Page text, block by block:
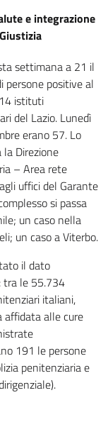
e integrazione
settimana a 21 il
persone positive al
istituti
del Lazio. Lunedì
erano 57. Lo
la Direzione
– Area rete
uffici del Garante
si passa
un caso nella
un caso a Viterbo.
il dato
tra le 55.734
italiani,
affidata alle cure
191 le persone
penitenziaria e